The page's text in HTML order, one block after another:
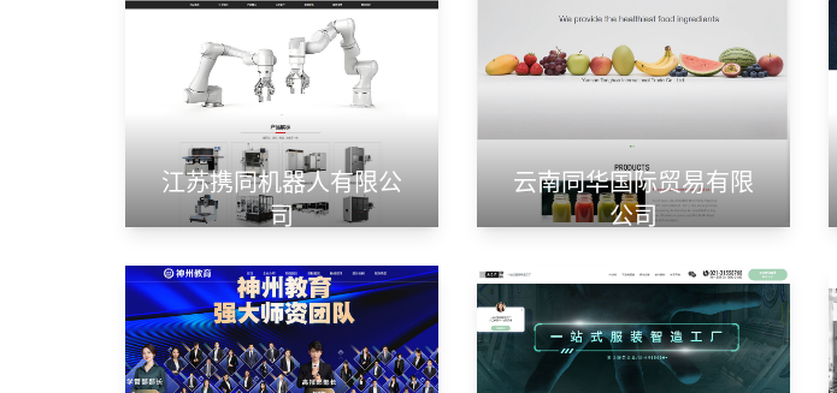
江苏携同机器人有限公
司
云南同华国际贸易有限
公司